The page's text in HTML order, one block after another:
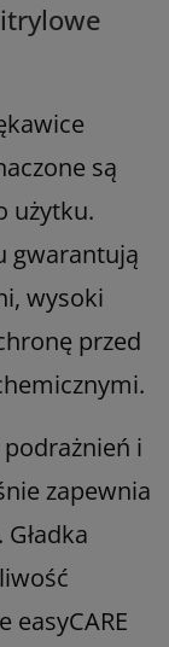
są
użytku.
gwarantują
wysoki
przed
i
zapewnia